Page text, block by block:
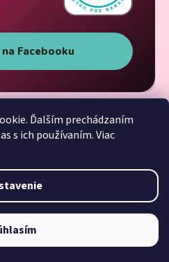
Ďalším prechádzaním
s ich používaním. Viac
Facebooku
Shoptet
. Všetky práva vyhradené.